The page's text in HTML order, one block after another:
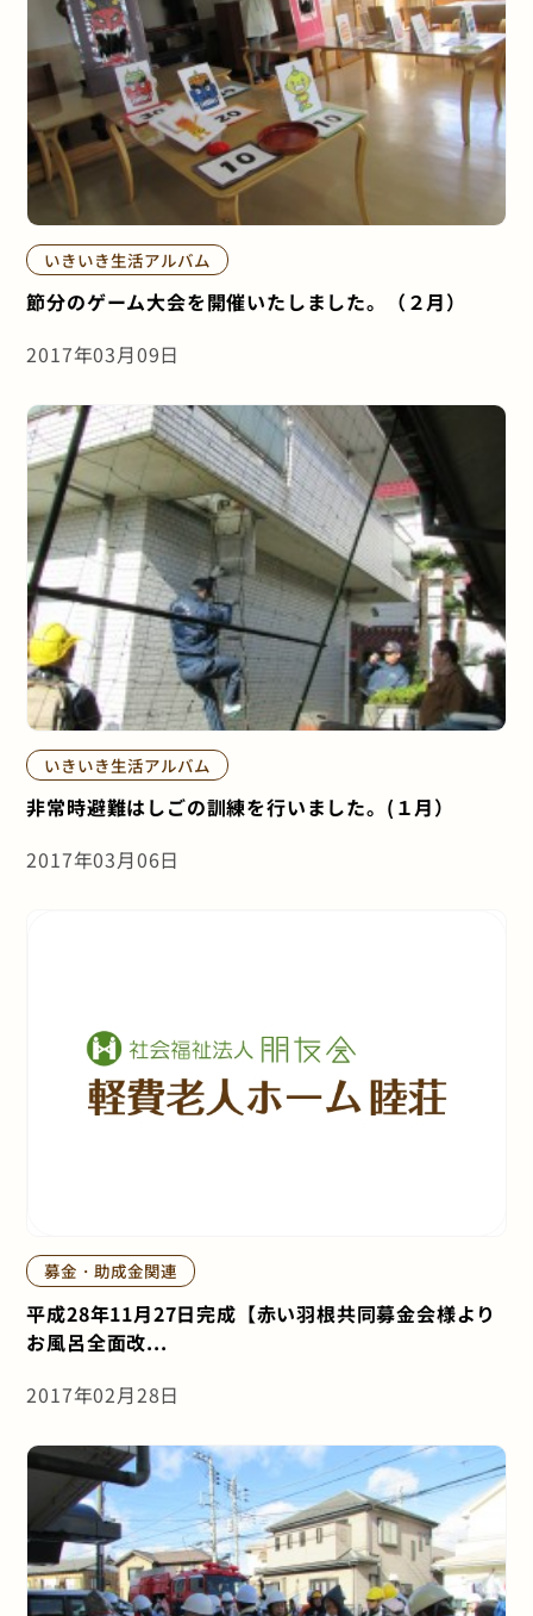
いきいき生活アルバム
節分のゲーム大会を開催いたしました。（２月）
2017年03月09日
いきいき生活アルバム
非常時避難はしごの訓練を行いました。(１月）
2017年03月06日
募金・助成金関連
平成28年11月27日完成【赤い羽根共同募金会様より
お風呂全面改...
2017年02月28日